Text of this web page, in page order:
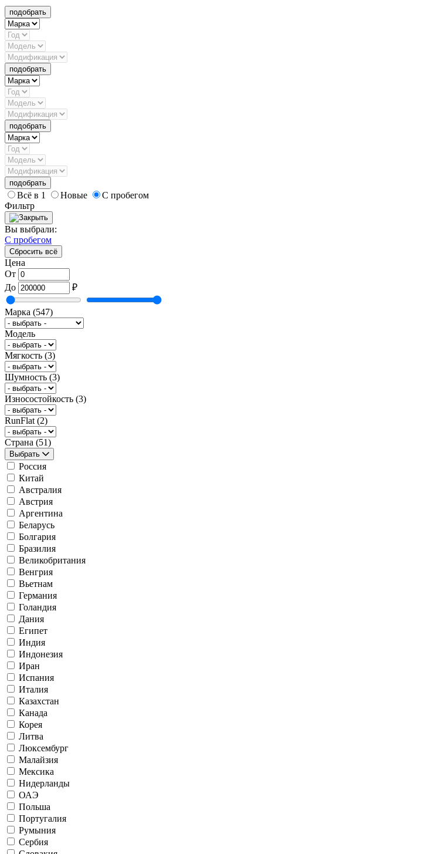
подобрать
подобрать
подобрать
подобрать
Всё в 1 Новые
С пробегом
Фильтр
Вы выбрали:
С пробегом
Сбросить всё
Цена
От
До
₽
Марка (547)
Модель
Мягкость (3)
Шумность (3)
Износостойкость (3)
RunFlat (2)
Страна (51)
Выбрать
Россия
Китай
Австралия
Австрия
Аргентина
Беларусь
Болгария
Бразилия
Великобритания
Венгрия
Вьетнам
Германия
Голандия
Дания
Египет
Индия
Индонезия
Иран
Испания
Италия
Казахстан
Канада
Корея
Литва
Люксембург
Малайзия
Мексика
Нидерланды
ОАЭ
Польша
Португалия
Румыния
Сербия